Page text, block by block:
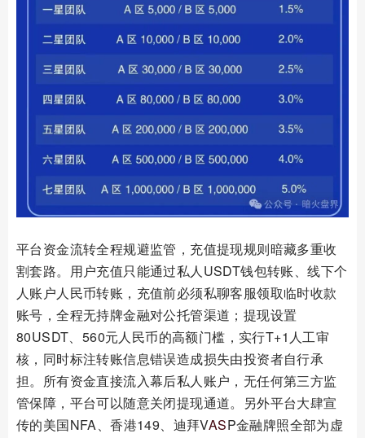
平台资金流转全程规避监管，充值提现规则暗藏多重收
割套路。用户充值只能通过私人USDT钱包转账、线下个
人账户人民币转账，充值前必须私聊客服领取临时收款
账号，全程无持牌金融对公托管渠道；提现设置
80USDT、560元人民币的高额门槛，实行T+1人工审
核，同时标注转账信息错误造成损失由投资者自行承
担。所有资金直接流入幕后私人账户，无任何第三方监
管保障，平台可以随意关闭提现通道。另外平台大肆宣
传的美国NFA、香港149、迪拜VASP金融牌照全部为虚